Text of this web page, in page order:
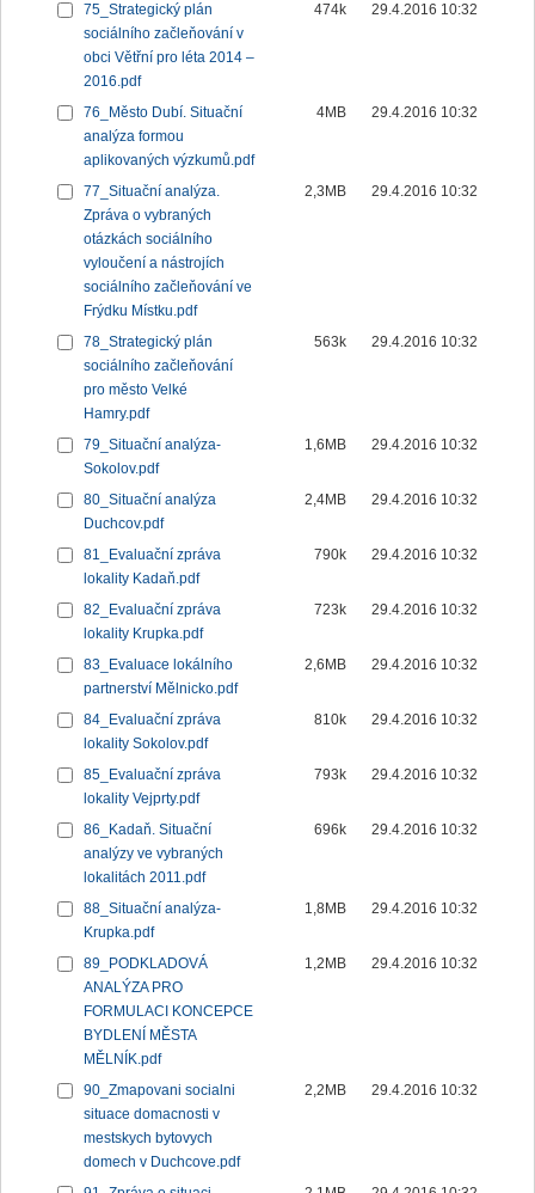
75_Strategický plán
sociálního začleňování v
obci Větřní pro léta 2014 –
2016.pdf
474k 29.4.2016 10:32
76_Město Dubí. Situační
analýza formou
aplikovaných výzkumů.pdf
4MB 29.4.2016 10:32
77_Situační analýza.
Zpráva o vybraných
otázkách sociálního
vyloučení a nástrojích
sociálního začleňování ve
Frýdku Místku.pdf
2,3MB 29.4.2016 10:32
78_Strategický plán
sociálního začleňování
pro město Velké
Hamry.pdf
563k 29.4.2016 10:32
79_Situační analýza-
Sokolov.pdf
1,6MB 29.4.2016 10:32
80_Situační analýza
Duchcov.pdf
2,4MB 29.4.2016 10:32
81_Evaluační zpráva
lokality Kadaň.pdf
790k 29.4.2016 10:32
82_Evaluační zpráva
lokality Krupka.pdf
723k 29.4.2016 10:32
83_Evaluace lokálního
partnerství Mělnicko.pdf
2,6MB 29.4.2016 10:32
84_Evaluační zpráva
lokality Sokolov.pdf
810k 29.4.2016 10:32
85_Evaluační zpráva
lokality Vejprty.pdf
793k 29.4.2016 10:32
86_Kadaň. Situační
analýzy ve vybraných
lokalitách 2011.pdf
696k 29.4.2016 10:32
88_Situační analýza-
Krupka.pdf
1,8MB 29.4.2016 10:32
89_PODKLADOVÁ
ANALÝZA PRO
FORMULACI KONCEPCE
BYDLENÍ MĚSTA
MĚLNÍK.pdf
1,2MB 29.4.2016 10:32
90_Zmapovani socialni
situace domacnosti v
mestskych bytovych
domech v Duchcove.pdf
2,2MB 29.4.2016 10:32